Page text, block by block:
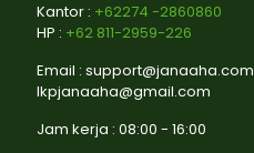
Kantor : +62274 -2860860
HP : +62 811-2959-226
Email : support@janaaha.com
lkpjanaaha@gmail.com
Jam kerja : 08:00 - 16:00